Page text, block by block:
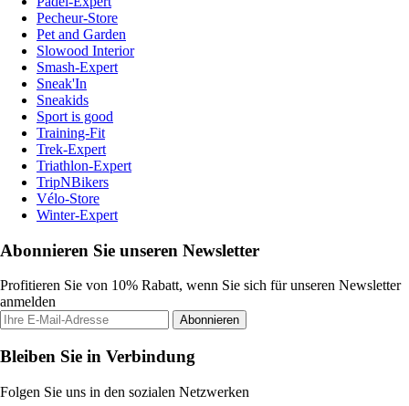
Pecheur-Store
Pet and Garden
Slowood Interior
Smash-Expert
Sneak'In
Sneakids
Sport is good
Training-Fit
Trek-Expert
Triathlon-Expert
TripNBikers
Vélo-Store
Winter-Expert
Abonnieren Sie unseren Newsletter
Profitieren Sie von 10% Rabatt, wenn Sie sich für unseren Newsletter
anmelden
Abonnieren
Bleiben Sie in Verbindung
Folgen Sie uns in den sozialen Netzwerken